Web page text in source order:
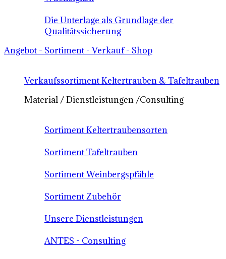
Die Unterlage als Grundlage der
Qualitätssicherung
Angebot - Sortiment - Verkauf - Shop
Verkaufssortiment Keltertrauben & Tafeltrauben
Material / Dienstleistungen /Consulting
Sortiment Keltertraubensorten
Sortiment Tafeltrauben
Sortiment Weinbergspfähle
Sortiment Zubehör
Unsere Dienstleistungen
ANTES - Consulting